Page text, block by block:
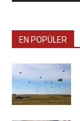
EN POPÜLER